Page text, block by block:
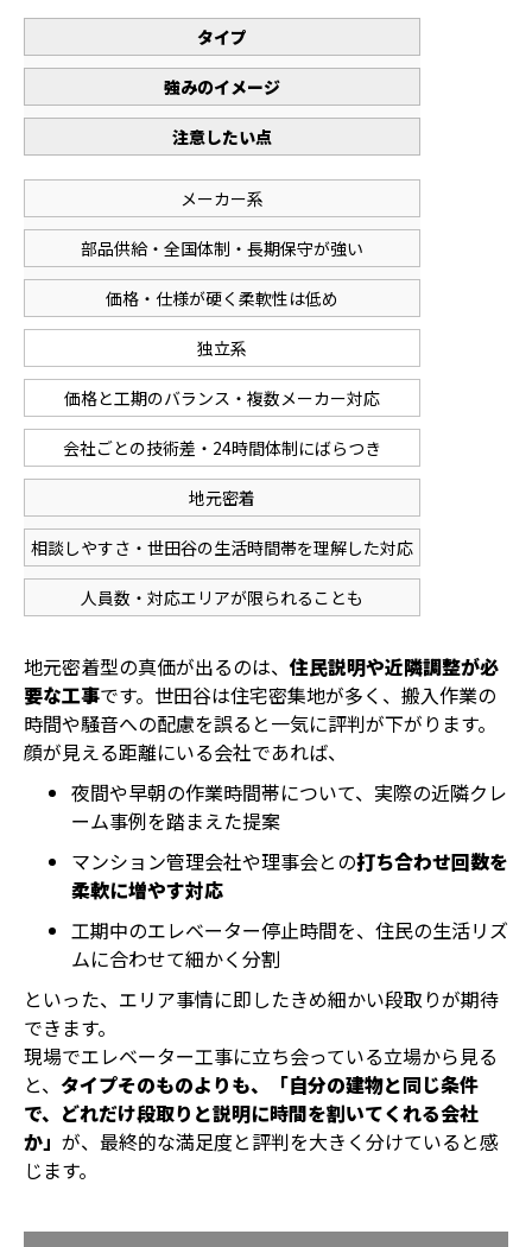
タイプ
強みのイメージ
注意したい点
メーカー系
部品供給・全国体制・長期保守が強い
価格・仕様が硬く柔軟性は低め
独立系
価格と工期のバランス・複数メーカー対応
会社ごとの技術差・24時間体制にばらつき
地元密着
相談しやすさ・世田谷の生活時間帯を理解した対応
人員数・対応エリアが限られることも
地元密着型の真価が出るのは、住民説明や近隣調整が必
要な工事です。世田谷は住宅密集地が多く、搬入作業の
時間や騒音への配慮を誤ると一気に評判が下がります。
顔が見える距離にいる会社であれば、
夜間や早朝の作業時間帯について、実際の近隣クレ
ーム事例を踏まえた提案
マンション管理会社や理事会との打ち合わせ回数を
柔軟に増やす対応
工期中のエレベーター停止時間を、住民の生活リズ
ムに合わせて細かく分割
といった、エリア事情に即したきめ細かい段取りが期待
できます。
現場でエレベーター工事に立ち会っている立場から見る
と、 タイプそのものよりも、「自分の建物と同じ条件
で、どれだけ段取りと説明に時間を割いてくれる会社
か」 が、最終的な満足度と評判を大きく分けていると感
じます。